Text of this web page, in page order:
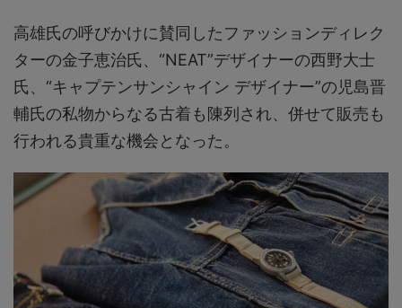
高雄氏の呼びかけに賛同したファッションディレク
ターの金子恵治氏、“NEAT”デザイナーの西野大士
氏、“キャプテンサンシャイン デザイナー”の児島晋
輔氏の私物からなる古着も陳列され、併せて販売も
行われる貴重な機会となった。